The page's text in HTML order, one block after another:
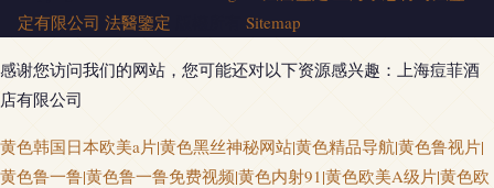
定有限公司 法醫鑒定 Sitemap
感谢您访问我们的网站，您可能还对以下资源感兴趣：上海痘菲酒
店有限公司
黄色韩国日本欧美a片|黄色黑丝神秘网站|黄色精品导航|黄色鲁视片|
黄色鲁一鲁|黄色鲁一鲁免费视频|黄色内射91|黄色欧美A级片|黄色欧